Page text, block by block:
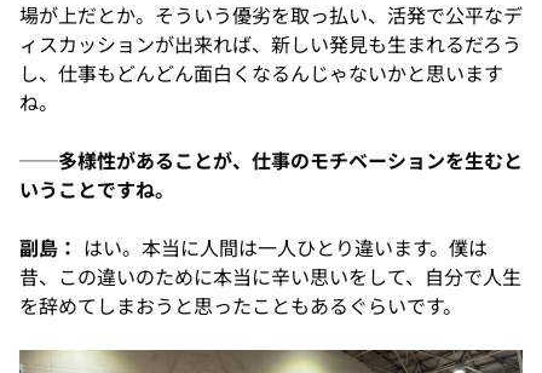
場が上だとか。そういう優劣を取っ払い、活発で公平なデ
ィスカッションが出来れば、新しい発見も生まれるだろう
し、仕事もどんどん面白くなるんじゃないかと思います
ね。
──多様性があることが、仕事のモチベーションを生むと
いうことですね。
副島： はい。本当に人間は一人ひとり違います。僕は
昔、この違いのために本当に辛い思いをして、自分で人生
を辞めてしまおうと思ったこともあるぐらいです。